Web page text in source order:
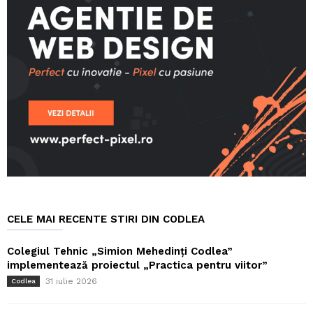
CELE MAI RECENTE STIRI DIN CODLEA
Colegiul Tehnic „Simion Mehedinți Codlea”
implementează proiectul „Practica pentru viitor”
Codlea 31 iulie 2026